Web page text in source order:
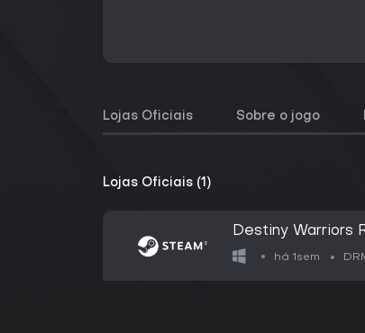
Lojas Oficiais Sobre o jogo
Lojas Oficiais (1)
Destiny Warriors
há 1sem